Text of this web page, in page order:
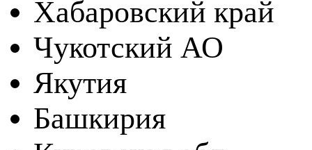
Хабаровский край
Чукотский АО
Якутия
Башкирия